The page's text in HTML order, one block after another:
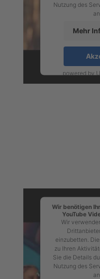
Nutzung des
Mehr
powered by
Wir benötigen
YouTube
Wir
einzubetten.
zu Ihren
Sie die Details
Nutzung des